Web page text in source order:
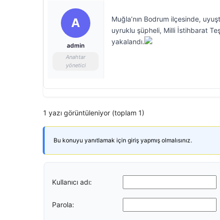
A
admin
Anahtar
yönetici
Muğla’nın Bodrum ilçesinde,
uyruklu şüpheli, Milli İstihbarat
yakalandı.
1 yazı görüntüleniyor (toplam 1)
Bu konuyu yanıtlamak için giriş yapmış olmalısınız.
Kullanıcı adı:
Parola: